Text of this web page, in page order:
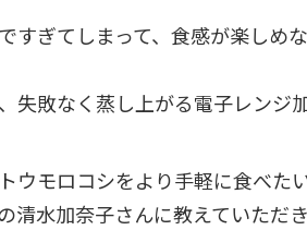
すぎてしまって、食感が楽し
失敗なく蒸し上がる電子レンジ
ウモロコシをより手軽に食べた
清水加奈子さんに教えていただき